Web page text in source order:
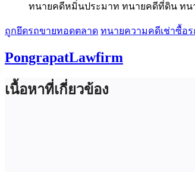
ทนายคดีหมิ่นประมาท ทนายคดีที่ดิน ทน
ถูกยึดรถขายทอดตลาด ทนายความคดีเช่าซื้อร
PongrapatLawfirm
เนื้อหาที่เกี่ยวข้อง